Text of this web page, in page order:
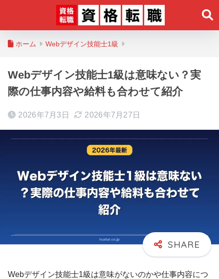
ホーム Webデザイン技能士1級
Webデザイン技能士1級は意味ない？実
際の仕事内容や給料も合わせて紹介
2026年7月3日 2026年7月27日
Webデザイン技能士1級は意味がないのかや仕事内容につ